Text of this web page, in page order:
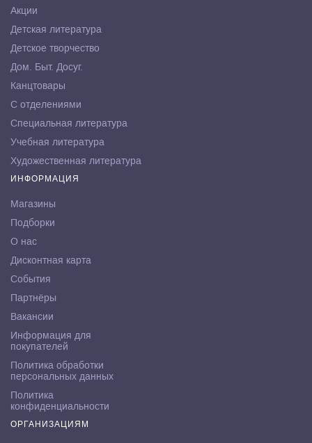
Акции
Детская литература
Детское творчество
Дом. Быт. Досуг.
Канцтовары
С отделениями
Специальная литература
Учебная литература
Художественная литература
ИНФОРМАЦИЯ
Магазины
Подборки
О нас
Дисконтная карта
События
Партнёры
Вакансии
Информация для
покупателей
Политика обработки
персональных данных
Политика
конфиденциальности
ОРГАНИЗАЦИЯМ